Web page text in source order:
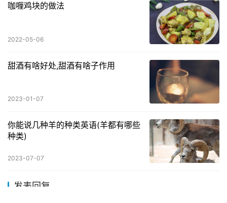
咖喱鸡块的做法
2022-05-06
甜酒有啥好处,甜酒有啥子作用
2023-01-07
你能说几种羊的种类英语(羊都有哪些
种类)
2023-07-07
发表回复